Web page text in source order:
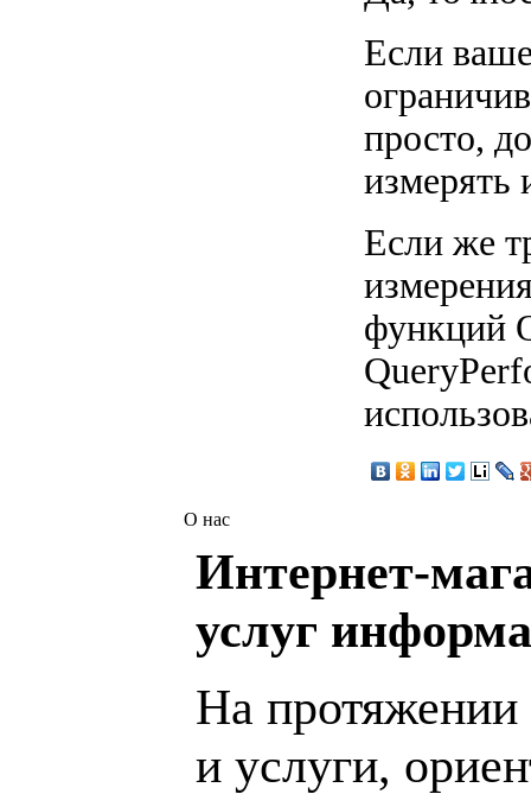
Если
просто,
измерять
Если же
функций
О нас
Интернет-
услуг
На протяжении
и услуги,